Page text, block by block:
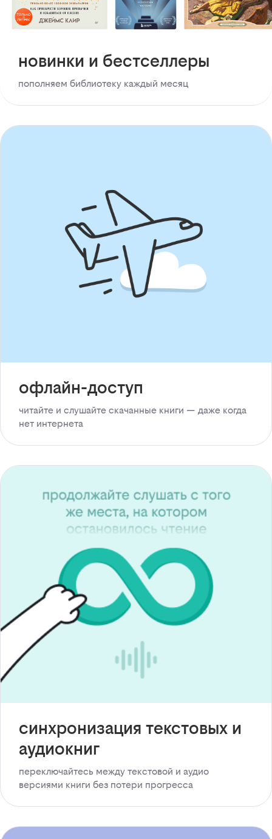
новинки и бестселлеры
пополняем библиотеку каждый месяц
офлайн-доступ
читайте и слушайте скачанные книги — даже когда
нет интернета
синхронизация текстовых и
аудиокниг
переключайтесь между текстовой и аудио
версиями книги без потери прогресса